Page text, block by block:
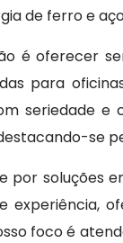
de ferro e
é oferecer
para
seriedade e
se
por soluções
experiência,
foco é